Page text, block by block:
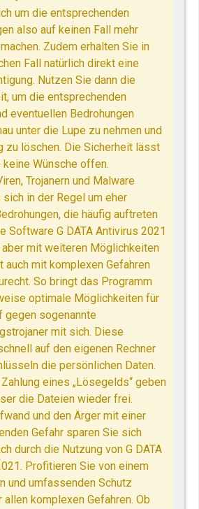
um die entsprechenden
also auf keinen Fall mehr
Zudem erhalten Sie in
Fall natürlich direkt eine
Nutzen Sie dann die
um die entsprechenden
eventuellen Bedrohungen
unter die Lupe zu nehmen und
zu löschen. Die Sicherheit lässt
Wünsche offen.
Trojanern und Malware
in der Regel um eher
die häufig auftreten
Software G DATA Antivirus 2021
mit weiteren Möglichkeiten
auch mit komplexen Gefahren
So bringt das Programm
optimale Möglichkeiten für
gegen sogenannte
mit sich. Diese
auf den eigenen Rechner
die persönlichen Daten.
eines „Lösegelds“ geben
die Dateien wieder frei.
und den Ärger mit einer
Gefahr sparen Sie sich
durch die Nutzung von G DATA
Profitieren Sie von einem
und umfassenden Schutz
allen komplexen Gefahren. Ob